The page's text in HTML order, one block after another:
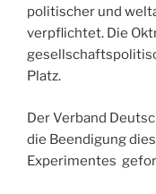
politischer und
verpflichtet. Die
Platz.
Der Verband
die Beendigung
Experimentes